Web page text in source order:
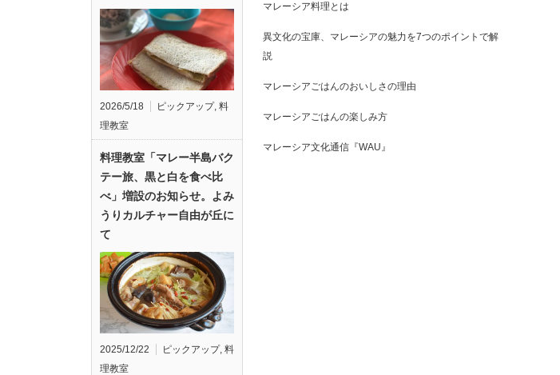
2026/5/18 ピックアップ, 料
理教室
料理教室「マレー半島バク
テー旅、黒と白を食べ比
べ」増設のお知らせ。よみ
うりカルチャー自由が丘に
て
2025/12/22 ピックアップ, 料
理教室
マレーシア料理とは
異文化の宝庫、マレーシアの魅力を7つのポイントで解
説
マレーシアごはんのおいしさの理由
マレーシアごはんの楽しみ方
マレーシア文化通信『WAU』